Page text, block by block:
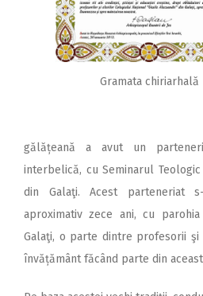
Gramata chiriarhală
gălățeană a avut un
interbelică, cu Seminarul
din Galaţi. Acest parteneriat
aproximativ zece ani, cu
Galaţi, o parte dintre profesorii
învățământ făcând parte din